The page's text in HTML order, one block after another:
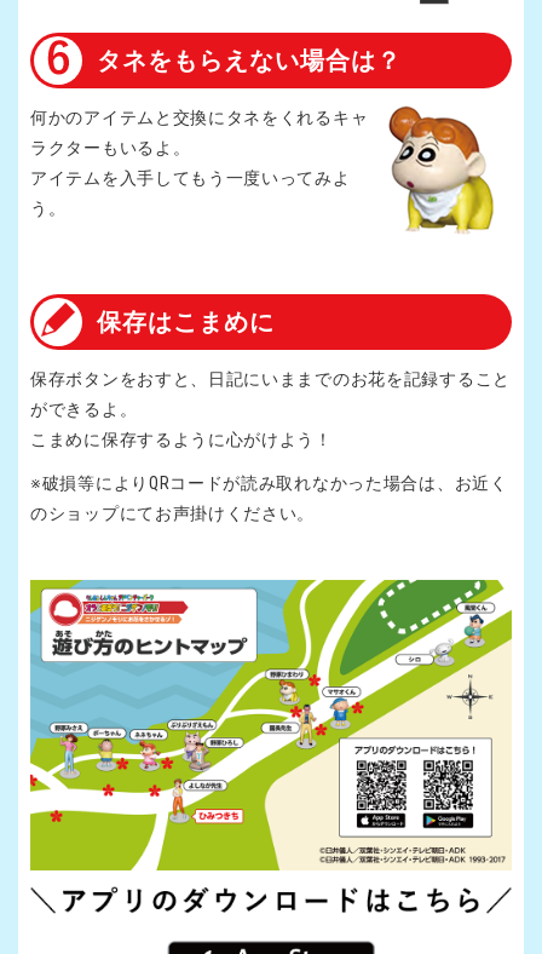
タネをもらえない場合は？
何かのアイテムと交換にタネをくれるキャ
ラクターもいるよ。
アイテムを入手してもう一度いってみよ
う。
保存はこまめに
保存ボタンをおすと、日記にいままでのお花を記録すること
ができるよ。
こまめに保存するように心がけよう！
※破損等によりQRコードが読み取れなかった場合は、お近く
のショップにてお声掛けください。